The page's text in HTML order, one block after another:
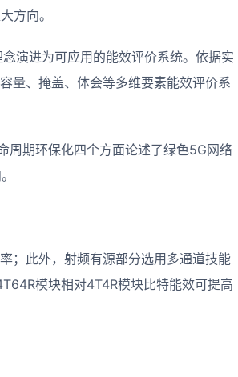
方向。
演进为可应用的能效评价系统。依据实
量、掩盖、体会等多维要素能效评价系
周期环保化四个方面论述了绿色5G网络
；此外，射频有源部分选用多通道技能
模块相对4T4R模块比特能效可提高